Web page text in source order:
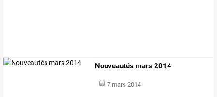
Nouveautés mars 2014
7 mars 2014